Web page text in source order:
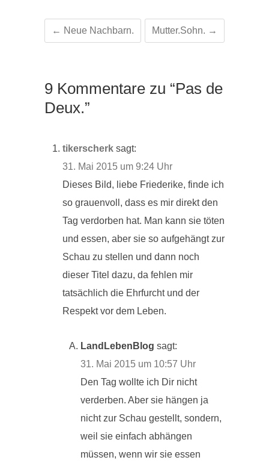
← Neue Nachbarn. Mutter.Sohn. →
9 Kommentare zu “Pas de
Deux.”
tikerscherk sagt:
31. Mai 2015 um 9:24 Uhr
Dieses Bild, liebe Friederike, finde ich
so grauenvoll, dass es mir direkt den
Tag verdorben hat. Man kann sie töten
und essen, aber sie so aufgehängt zur
Schau zu stellen und dann noch
dieser Titel dazu, da fehlen mir
tatsächlich die Ehrfurcht und der
Respekt vor dem Leben.
LandLebenBlog sagt:
31. Mai 2015 um 10:57 Uhr
Den Tag wollte ich Dir nicht
verderben. Aber sie hängen ja
nicht zur Schau gestellt, sondern,
weil sie einfach abhängen
müssen, wenn wir sie essen